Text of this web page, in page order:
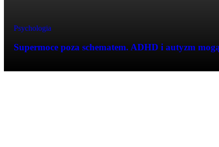
Psychologia
Supermoce poza schematem. ADHD i autyzm